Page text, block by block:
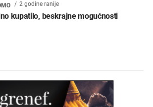
2 godine ranije
kupatilo, beskrajne mogućnosti